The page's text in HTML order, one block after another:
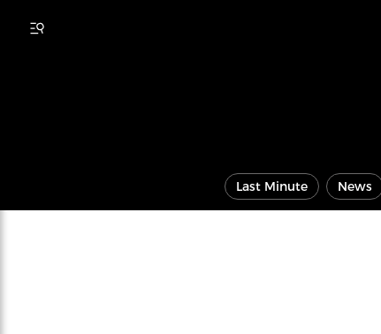
Last Minute News